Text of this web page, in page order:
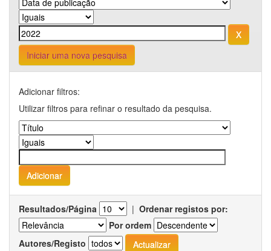
Iniciar uma nova pesquisa
Adicionar filtros:
Utilizar filtros para refinar o resultado da pesquisa.
Resultados/Página | Ordenar registos por:
Por ordem
Autores/Registo